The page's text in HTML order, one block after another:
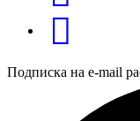
Подписка на e-mail